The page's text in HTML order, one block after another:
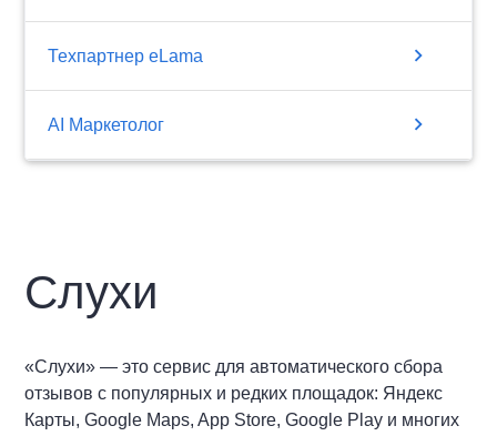
Техпартнер eLama chevron_right
AI Маркетолог chevron_right
Слухи
«Слухи» — это сервис для автоматического сбора
отзывов с популярных и редких площадок: Яндекс
Карты, Google Maps, App Store, Google Play и многих